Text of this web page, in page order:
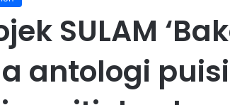
SULAM
antologi